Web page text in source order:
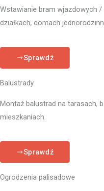
Wstawianie bram wjazdowych
działkach, domach
Sprawdź
Balustrady
Montaż balustrad na tarasach,
mieszkaniach.
Sprawdź
Ogrodzenia palisadowe